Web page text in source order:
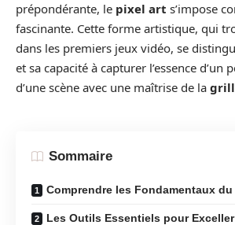
prépondérante, le pixel art s’impose
fascinante. Cette forme artistique, qui
dans les premiers jeux vidéo, se
et sa capacité à capturer l’essence d’un
d’une scène avec une maîtrise de la
Sommaire
Comprendre les Fondamentaux du
Les Outils Essentiels pour